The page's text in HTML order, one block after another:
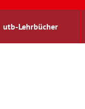
utb-Lehrbücher